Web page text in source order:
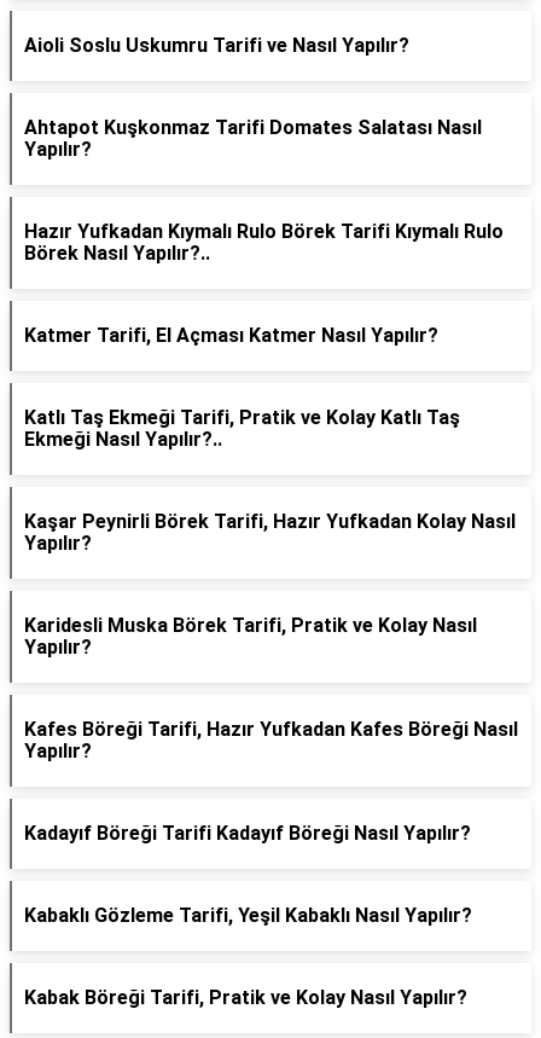
Aioli Soslu Uskumru Tarifi ve Nasıl Yapılır?
Ahtapot Kuşkonmaz Tarifi Domates Salatası Nasıl
Yapılır?
Hazır Yufkadan Kıymalı Rulo Börek Tarifi Kıymalı Rulo
Börek Nasıl Yapılır?..
Katmer Tarifi, El Açması Katmer Nasıl Yapılır?
Katlı Taş Ekmeği Tarifi, Pratik ve Kolay Katlı Taş
Ekmeği Nasıl Yapılır?..
Kaşar Peynirli Börek Tarifi, Hazır Yufkadan Kolay Nasıl
Yapılır?
Karidesli Muska Börek Tarifi, Pratik ve Kolay Nasıl
Yapılır?
Kafes Böreği Tarifi, Hazır Yufkadan Kafes Böreği Nasıl
Yapılır?
Kadayıf Böreği Tarifi Kadayıf Böreği Nasıl Yapılır?
Kabaklı Gözleme Tarifi, Yeşil Kabaklı Nasıl Yapılır?
Kabak Böreği Tarifi, Pratik ve Kolay Nasıl Yapılır?